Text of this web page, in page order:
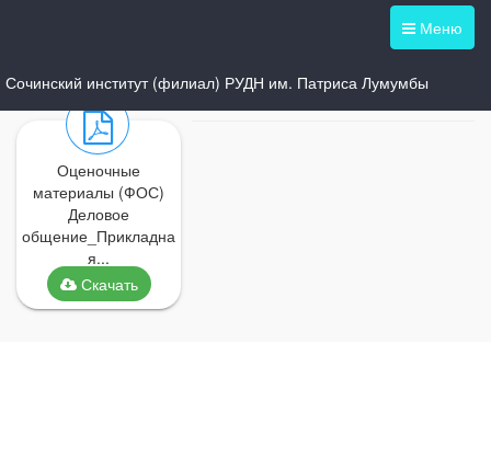
Меню
Сочинский институт (филиал) РУДН им. Патриса Лумумбы
Оценочные
материалы (ФОС)
Деловое
общение_Прикладна
я...
Скачать